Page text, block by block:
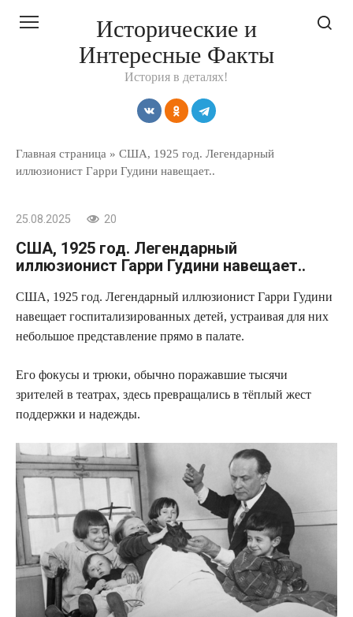
Исторические и
Интересные Факты
История в деталях!
Главная страница » США, 1925 год. Легендарный
иллюзионист Гарри Гудини навещает..
25.08.2025 20
США, 1925 год. Легендарный
иллюзионист Гарри Гудини навещает..
США, 1925 год. Легендарный иллюзионист Гарри Гудини
навещает госпитализированных детей, устраивая для них
небольшое представление прямо в палате.
Его фокусы и трюки, обычно поражавшие тысячи
зрителей в театрах, здесь превращались в тёплый жест
поддержки и надежды.